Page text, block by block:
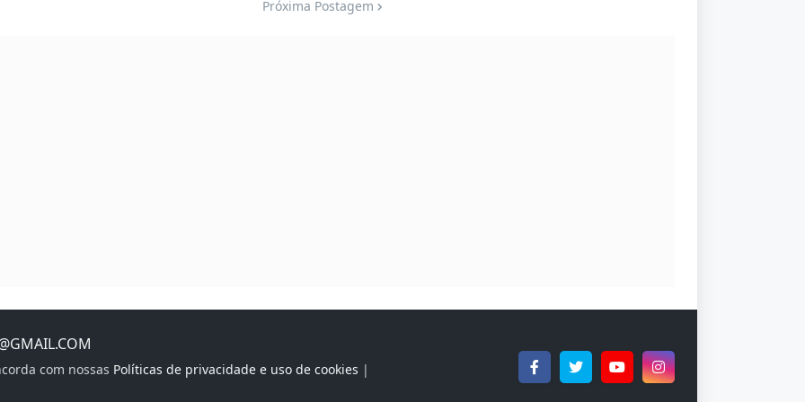
Próxima Postagem
com nossas Políticas de privacidade e uso de cookies |